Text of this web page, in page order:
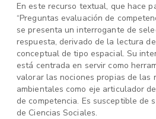
En este recurso textual, que hace
“Preguntas evaluación de
se presenta un interrogante de
respuesta, derivado de la lectura
conceptual de tipo espacial. Su
está centrada en servir como
valorar las nociones propias de las
ambientales como eje articulador
de competencia. Es susceptible de
de Ciencias Sociales.